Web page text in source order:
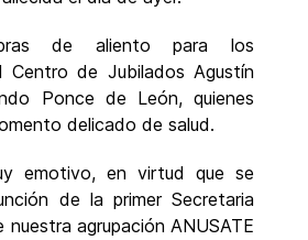
de aliento para los
Centro de Jubilados Agustín
Ponce de León, quienes
delicado de salud.
emotivo, en virtud que se
de la primer Secretaria
nuestra agrupación ANUSATE